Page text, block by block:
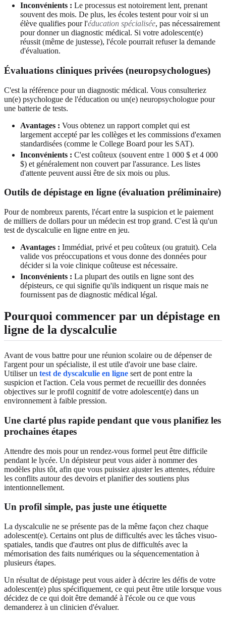
Inconvénients : Le processus est notoirement lent, prenant
souvent des mois. De plus, les écoles testent pour voir si un
élève qualifies pour l'éducation spécialisée, pas nécessairement
pour donner un diagnostic médical. Si votre adolescent(e)
réussit (même de justesse), l'école pourrait refuser la demande
d'évaluation.
Évaluations cliniques privées (neuropsychologues)
C'est la référence pour un diagnostic médical. Vous consulteriez
un(e) psychologue de l'éducation ou un(e) neuropsychologue pour
une batterie de tests.
Avantages : Vous obtenez un rapport complet qui est
largement accepté par les collèges et les commissions d'examen
standardisées (comme le College Board pour les SAT).
Inconvénients : C'est coûteux (souvent entre 1 000 $ et 4 000
$) et généralement non couvert par l'assurance. Les listes
d'attente peuvent aussi être de six mois ou plus.
Outils de dépistage en ligne (évaluation préliminaire)
Pour de nombreux parents, l'écart entre la suspicion et le paiement
de milliers de dollars pour un médecin est trop grand. C'est là qu'un
test de dyscalculie en ligne entre en jeu.
Avantages : Immédiat, privé et peu coûteux (ou gratuit). Cela
valide vos préoccupations et vous donne des données pour
décider si la voie clinique coûteuse est nécessaire.
Inconvénients : La plupart des outils en ligne sont des
dépisteurs, ce qui signifie qu'ils indiquent un risque mais ne
fournissent pas de diagnostic médical légal.
Pourquoi commencer par un dépistage en
ligne de la dyscalculie
Avant de vous battre pour une réunion scolaire ou de dépenser de
l'argent pour un spécialiste, il est utile d'avoir une base claire.
Utiliser un test de dyscalculie en ligne sert de pont entre la
suspicion et l'action. Cela vous permet de recueillir des données
objectives sur le profil cognitif de votre adolescent(e) dans un
environnement à faible pression.
Une clarté plus rapide pendant que vous planifiez les
prochaines étapes
Attendre des mois pour un rendez-vous formel peut être difficile
pendant le lycée. Un dépisteur peut vous aider à nommer des
modèles plus tôt, afin que vous puissiez ajuster les attentes, réduire
les conflits autour des devoirs et planifier des soutiens plus
intentionnellement.
Un profil simple, pas juste une étiquette
La dyscalculie ne se présente pas de la même façon chez chaque
adolescent(e). Certains ont plus de difficultés avec les tâches visuo-
spatiales, tandis que d'autres ont plus de difficultés avec la
mémorisation des faits numériques ou la séquencementation à
plusieurs étapes.
Un résultat de dépistage peut vous aider à décrire les défis de votre
adolescent(e) plus spécifiquement, ce qui peut être utile lorsque vous
décidez de ce qui doit être demandé à l'école ou ce que vous
demanderez à un clinicien d'évaluer.